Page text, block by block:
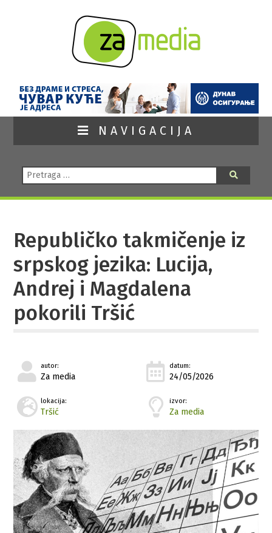
NAVIGACIJA
Pretraga:
Republičko takmičenje iz
srpskog jezika: Lucija,
Andrej i Magdalena
pokorili Tršić
autor:
Za media
datum:
24/05/2026
lokacija:
Tršić
izvor:
Za media